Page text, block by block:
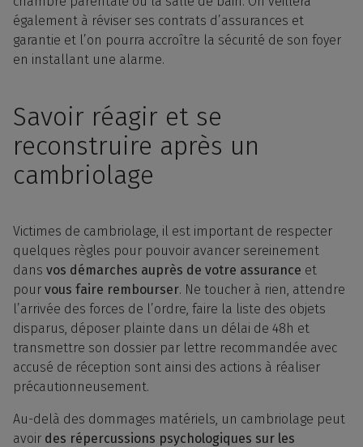
également à réviser ses contrats d’assurances et
garantie et l’on pourra accroître la sécurité de son foyer
en installant une alarme.
Savoir réagir et se
reconstruire après un
cambriolage
Victimes de cambriolage, il est important de respecter
quelques règles pour pouvoir avancer sereinement
dans vos démarches auprès de votre assurance et
pour vous faire rembourser. Ne toucher à rien, attendre
l’arrivée des forces de l’ordre, faire la liste des objets
disparus, déposer plainte dans un délai de 48h et
transmettre son dossier par lettre recommandée avec
accusé de réception sont ainsi des actions à réaliser
précautionneusement.
Au-delà des dommages matériels, un cambriolage peut
avoir des répercussions psychologiques sur les